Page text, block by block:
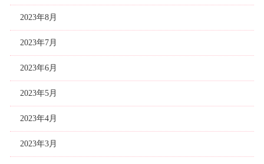
2023年8月
2023年7月
2023年6月
2023年5月
2023年4月
2023年3月